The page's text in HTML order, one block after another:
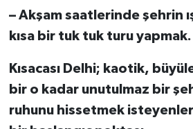
– Akşam saatlerinde şehrin
kısa bir tuk tuk turu yapmak.
Kısacası Delhi; kaotik,
bir o kadar unutulmaz bir
ruhunu hissetmek